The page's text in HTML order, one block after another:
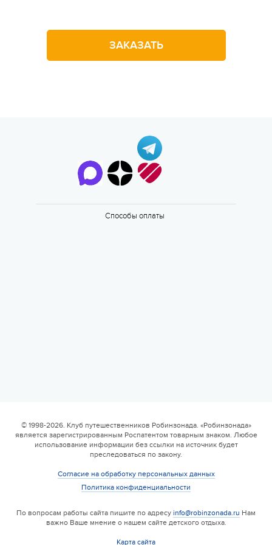
ЗАКАЗАТЬ
Способы оплаты
© 1998-2026. Клуб путешественников Робинзонада. «Робинзонада»
является зарегистрированным Роспатентом товарным знаком. Любое
использование информации без ссылки на источник будет
преследоваться по закону.
Согласие на обработку персональных данных
Политика конфиденциальности
По вопросам работы сайта пишите по адресу info@robinzonada.ru Нам
важно Ваше мнение о нашем сайте детского отдыха.
Карта сайта